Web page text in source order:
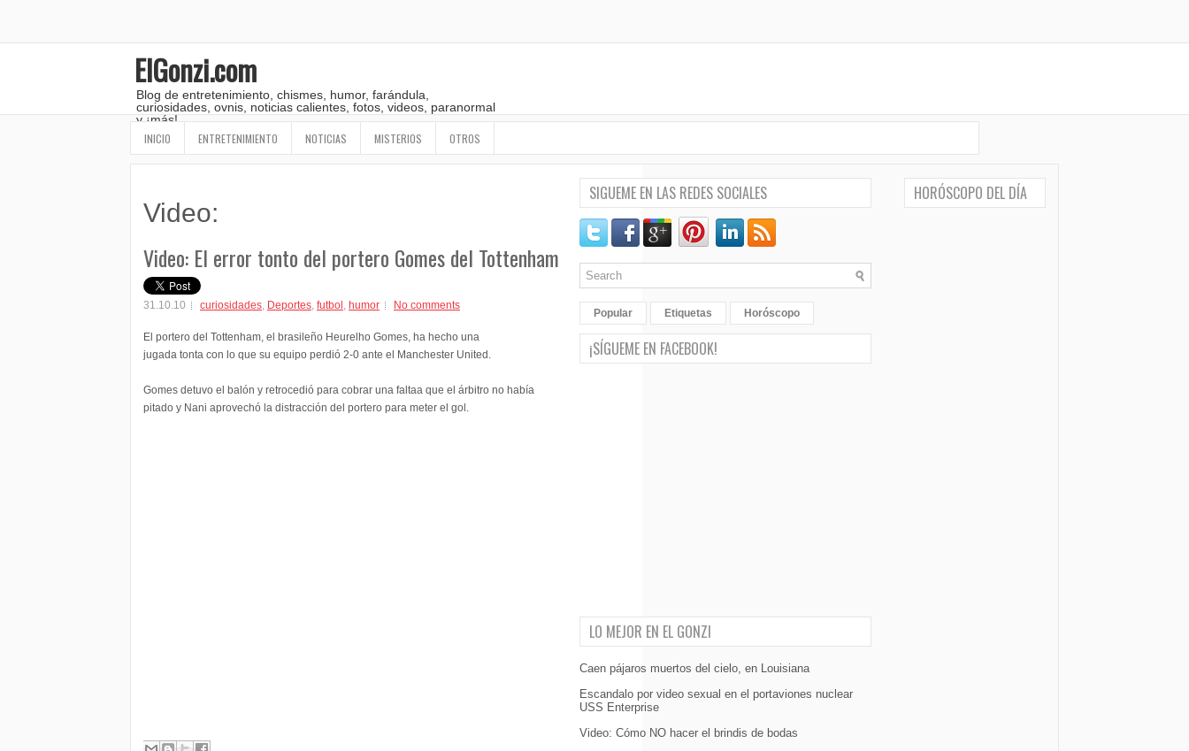
ElGonzi.com
Blog de entretenimiento, chismes, humor, farándula,
curiosidades, ovnis, noticias calientes, fotos, videos, paranormal
y ¡más!
INICIO ENTRETENIMIENTO NOTICIAS MISTERIOS OTROS
Video:
Video: El error tonto del portero Gomes del Tottenham
31.10.10 curiosidades, Deportes, futbol, humor No comments
El portero del Tottenham, el brasileño Heurelho Gomes, ha hecho una
jugada tonta con lo que su equipo perdió 2-0 ante el Manchester United.
Gomes detuvo el balón y retrocedió para cobrar una faltaa que el árbitro no había
pitado y Nani aprovechó la distracción del portero para meter el gol.
SIGUEME EN LAS REDES SOCIALES
Popular Etiquetas Horóscopo
¡SÍGUEME EN FACEBOOK!
LO MEJOR EN EL GONZI
Caen pájaros muertos del cielo, en Louisiana
Escandalo por video sexual en el portaviones nuclear
USS Enterprise
Video: Cómo NO hacer el brindis de bodas
HORÓSCOPO DEL DÍA